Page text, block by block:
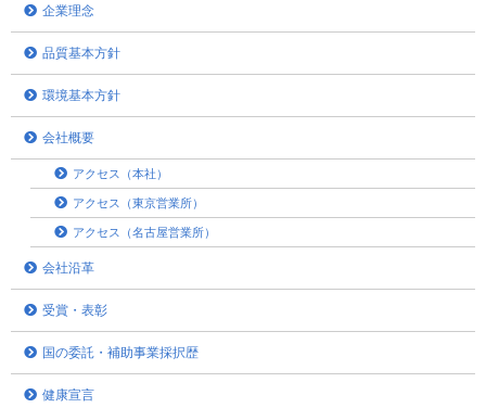
企業理念
品質基本方針
環境基本方針
会社概要
アクセス（本社）
アクセス（東京営業所）
アクセス（名古屋営業所）
会社沿革
受賞・表彰
国の委託・補助事業採択歴
健康宣言